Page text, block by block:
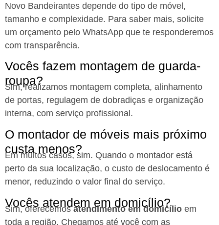
Novo Bandeirantes depende do tipo de móvel,
tamanho e complexidade. Para saber mais, solicite
um orçamento pelo WhatsApp que te responderemos
com transparência.
Vocês fazem montagem de guarda-
roupa?
Sim, realizamos montagem completa, alinhamento
de portas, regulagem de dobradiças e organização
interna, com serviço profissional.
O montador de móveis mais próximo
custa menos?
Em muitos casos, sim. Quando o montador está
perto da sua localização, o custo de deslocamento é
menor, reduzindo o valor final do serviço.
Vocês atendem em domicílio?
Sim, oferecemosatendimento em domicílio em
toda a região. Chegamos até você com as